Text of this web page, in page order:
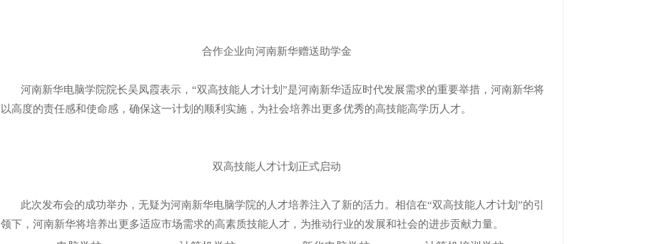
合作企业向河南新华赠送助学金
河南新华电脑学院院长吴凤霞表示，“双高技能人才计划”是河南新华适应时代发展需求的重要举措，河南新华将
以高度的责任感和使命感，确保这一计划的顺利实施，为社会培养出更多优秀的高技能高学历人才。
双高技能人才计划正式启动
此次发布会的成功举办，无疑为河南新华电脑学院的人才培养注入了新的活力。相信在“双高技能人才计划”的引
领下，河南新华将培养出更多适应市场需求的高素质技能人才，为推动行业的发展和社会的进步贡献力量。